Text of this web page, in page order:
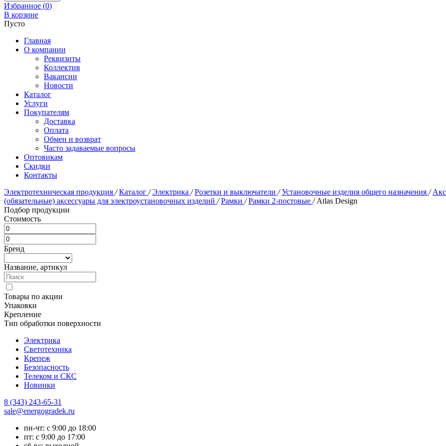
Избранное (0)
В корзине
Пусто
Главная
О компании
Реквизиты
Коллектив
Вакансии
Новости
Каталог
Услуги
Покупателям
Доставка
Оплата
Обмен и возврат
Часто задаваемые вопросы
Оптовикам
Скидки
Контакты
Электротехническая продукция / Каталог / Электрика / Розетки и выключатели / Установочные изделия общего назначения /
(обязательные) аксессуары для электроустановочных изделий / Рамки / Рамки 2-постовые / Atlas Design
Подбор продукции
Стоимость
Бренд
Название, артикул
Товары по акции
Упаковки
Крепление
Тип обработки поверхности
Электрика
Светотехника
Крепеж
Безопасность
Телеком и СКС
Новинки
8 (343) 243-65-31
sale@energogradek.ru
пн-чт: с 9:00 до 18:00
пт: с 9:00 до 17:00